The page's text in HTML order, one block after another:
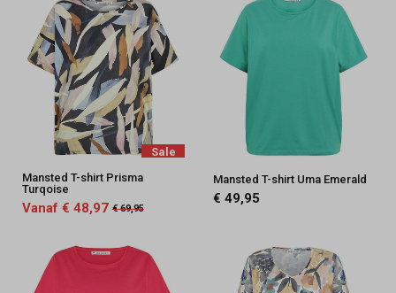
Sale
Mansted T-shirt Prisma
Turqoise
Vanaf € 48,97 € 69,95
Mansted T-shirt Uma Emerald
€ 49,95